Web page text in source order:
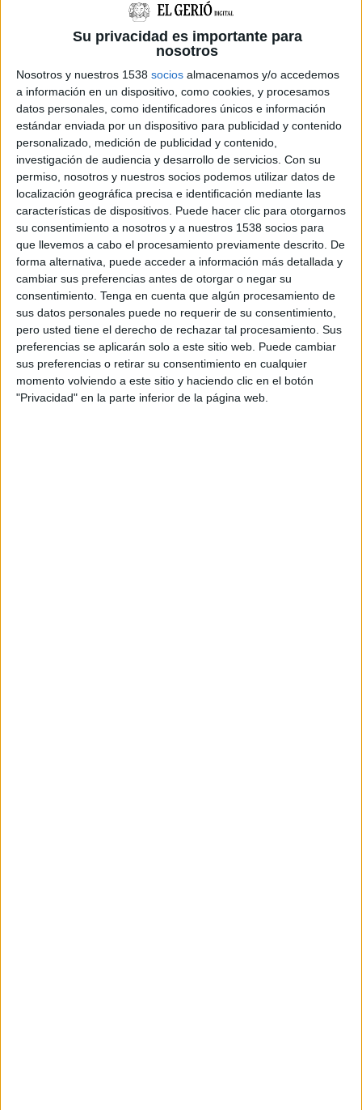
Su privacidad es importante para
nosotros
Nosotros y nuestros 1538 socios almacenamos y/o accedemos
a información en un dispositivo, como cookies, y procesamos
datos personales, como identificadores únicos e información
estándar enviada por un dispositivo para publicidad y contenido
personalizado, medición de publicidad y contenido,
investigación de audiencia y desarrollo de servicios. Con su
permiso, nosotros y nuestros socios podemos utilizar datos de
localización geográfica precisa e identificación mediante las
características de dispositivos. Puede hacer clic para otorgarnos
su consentimiento a nosotros y a nuestros 1538 socios para
que llevemos a cabo el procesamiento previamente descrito. De
forma alternativa, puede acceder a información más detallada y
cambiar sus preferencias antes de otorgar o negar su
consentimiento. Tenga en cuenta que algún procesamiento de
sus datos personales puede no requerir de su consentimiento,
pero usted tiene el derecho de rechazar tal procesamiento. Sus
preferencias se aplicarán solo a este sitio web. Puede cambiar
sus preferencias o retirar su consentimiento en cualquier
momento volviendo a este sitio y haciendo clic en el botón
"Privacidad" en la parte inferior de la página web.
Detinguts tres lladres després d’un
accident de trànsit a Empuriabrava
DARRERES NOTÍCIES
Girona gairebé dobla la recaptació de
l’IBI als pisos buits i estudia apujar el
recàrrec
Vidreres frena 70 intents d’ocupació i
en deixa el balanç a zero aquest any
Marc Puigtió trenca amb ERC i
abandona definitivament la política
En llibertat el patró detingut per la